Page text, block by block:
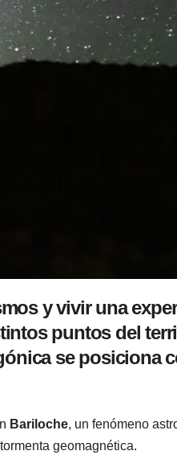
y vivir una
puntos del
se posiciona
Bariloche, un fenómeno
geomagnética.